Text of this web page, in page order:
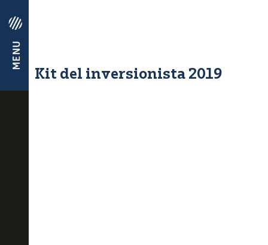
Kit del inversionista 2019